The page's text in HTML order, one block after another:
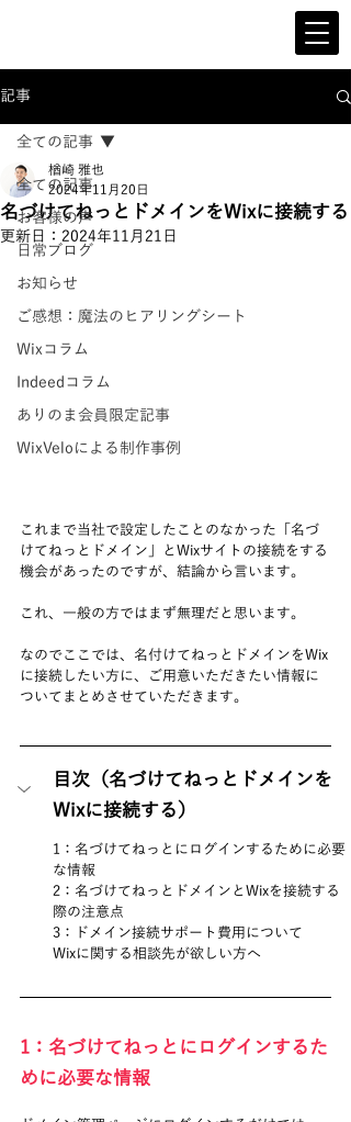
記事
全ての記事
お客様の声
日常ブログ
お知らせ
ご感想：魔法のヒアリングシート
Wixコラム
Indeedコラム
ありのま会員限定記事
WixVeloによる制作事例
全ての記事
名づけてねっとドメインをWixに接続する
楢崎 雅也
2024年11月20日
更新日： 2024年11月21日
これまで当社で設定したことのなかった「名づ
けてねっとドメイン」とWixサイトの接続をする
機会があったのですが、結論から言います。
これ、一般の方ではまず無理だと思います。
なのでここでは、名付けてねっとドメインをWix
に接続したい方に、ご用意いただきたい情報に
ついてまとめさせていただきます。
目次（名づけてねっとドメインを
Wixに接続する）
1：名づけてねっとにログインするために必要
な情報
2：名づけてねっとドメインとWixを接続する
際の注意点
3：ドメイン接続サポート費用について
Wixに関する相談先が欲しい方へ
1：名づけてねっとにログインするた
めに必要な情報